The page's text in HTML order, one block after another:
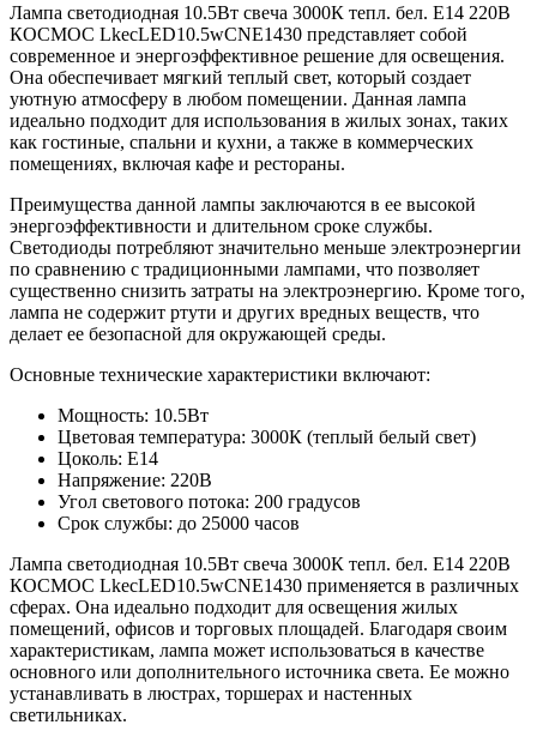
Лампа светодиодная 10.5Вт свеча 3000К тепл. бел. E14 220В
КОСМОС LkecLED10.5wCNE1430 представляет собой
современное и энергоэффективное решение для освещения.
Она обеспечивает мягкий теплый свет, который создает
уютную атмосферу в любом помещении. Данная лампа
идеально подходит для использования в жилых зонах, таких
как гостиные, спальни и кухни, а также в коммерческих
помещениях, включая кафе и рестораны.
Преимущества данной лампы заключаются в ее высокой
энергоэффективности и длительном сроке службы.
Светодиоды потребляют значительно меньше электроэнергии
по сравнению с традиционными лампами, что позволяет
существенно снизить затраты на электроэнергию. Кроме того,
лампа не содержит ртути и других вредных веществ, что
делает ее безопасной для окружающей среды.
Основные технические характеристики включают:
Мощность: 10.5Вт
Цветовая температура: 3000К (теплый белый свет)
Цоколь: E14
Напряжение: 220В
Угол светового потока: 200 градусов
Срок службы: до 25000 часов
Лампа светодиодная 10.5Вт свеча 3000К тепл. бел. E14 220В
КОСМОС LkecLED10.5wCNE1430 применяется в различных
сферах. Она идеально подходит для освещения жилых
помещений, офисов и торговых площадей. Благодаря своим
характеристикам, лампа может использоваться в качестве
основного или дополнительного источника света. Ее можно
устанавливать в люстрах, торшерах и настенных
светильниках.